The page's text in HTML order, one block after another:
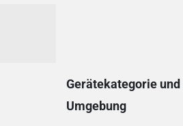
Gerätekategorie und
Umgebung